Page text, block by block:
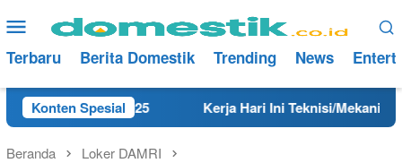
ke
konten
Menu
Mobile
Terbaru Berita Domestik Trending News
Konten Spesial
Tahun 2025 Kerja Hari Ini Teknisi/Mekanik DAMRI
Beranda Loker DAMRI